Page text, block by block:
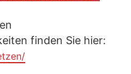
finden Sie hier: